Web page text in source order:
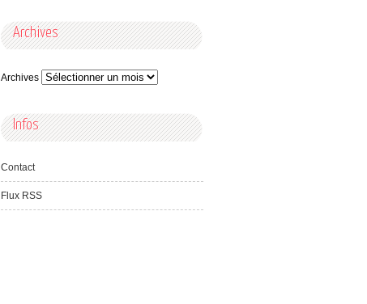
Archives
Archives
Infos
Contact
Flux RSS